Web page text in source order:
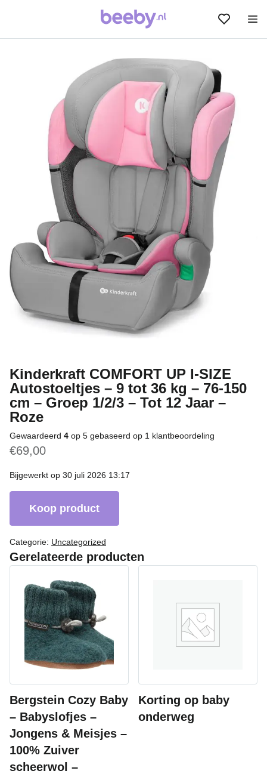
Kinderkraft COMFORT UP I-SIZE
Autostoeltjes – 9 tot 36 kg – 76-150
cm – Groep 1/2/3 – Tot 12 Jaar –
Roze
Gewaardeerd 4 op 5 gebaseerd op 1 klantbeoordeling
€69,00
Bijgewerkt op 30 juli 2026 13:17
Koop product
Categorie: Uncategorized
Gerelateerde producten
Bergstein Cozy Baby
– Babyslofjes –
Jongens & Meisjes –
100% Zuiver
scheerwol –
Korting op baby
onderweg